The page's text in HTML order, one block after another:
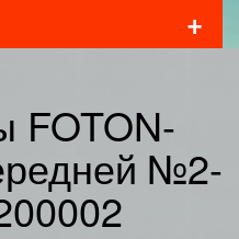
+
FOTON-
№2-